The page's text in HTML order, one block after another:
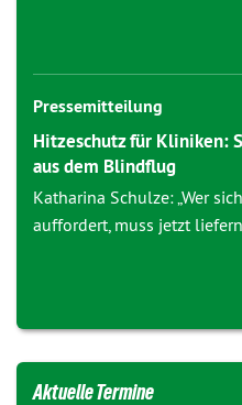
Pressemitteilung
Hitzeschutz für Kliniken:
aus dem Blindflug
Katharina Schulze: „Wer
auffordert, muss jetzt
Aktuelle Termine